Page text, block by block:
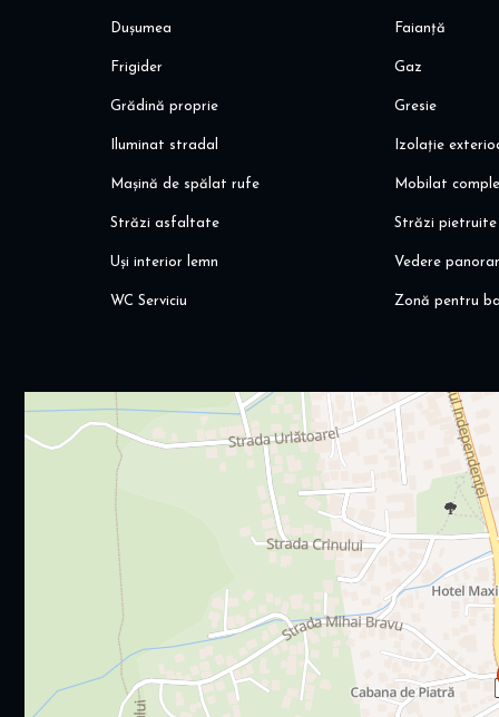
Dușumea Faianță
Frigider Gaz
Grădină proprie Gresie
Iluminat stradal Izolație
Mașină de spălat rufe Mobilat
Străzi asfaltate Străzi pietruite
Uși interior lemn Vedere
WC Serviciu Zonă pentru